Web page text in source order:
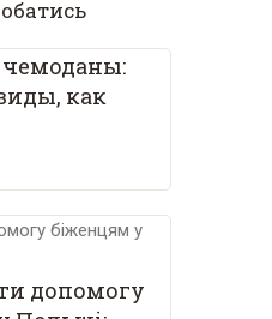
как
допомогу